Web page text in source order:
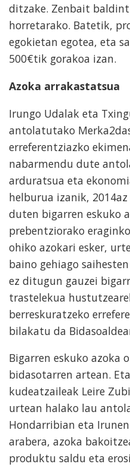
ditzake. Zenbait
horretarako. Batetik,
egokietan egotea, eta
500€tik gorakoa izan.
Azoka arrakastatsua
Irungo Udalak eta
antolatutako
erreferentziazko
nabarmendu dute
arduratsua eta
helburua izanik,
duten bigarren eskuko
prebentziorako
ohiko azokari esker,
baino gehiago
ez ditugun gauzei
trastelekua
berreskuratzeko
bilakatu da
Bigarren eskuko azoka
bidasotarren artean.
kudeatzaileak Leire
urtean halako lau
Hondarribian eta
arabera, azoka
produktu saldu eta